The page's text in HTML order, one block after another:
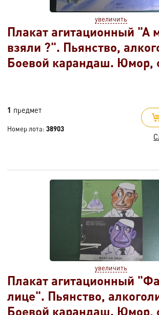
увеличить
Плакат агитационный "А
взяли ?". Пьянство,
Боевой карандаш. Юмор,
1 предмет
Номер лота: 38903
увеличить
Плакат агитационный
лице". Пьянство,
Боевой карандаш. Юмор,